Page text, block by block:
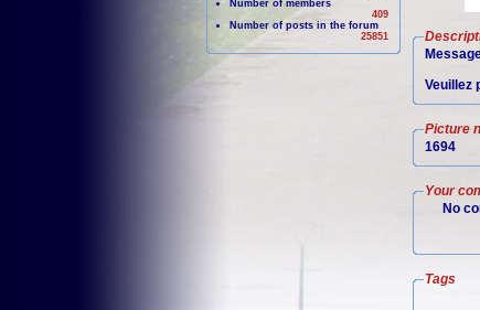
Number of members
409
Number of posts in the forum
25851
Veuillez
Picture
1694
Your
No
Tags